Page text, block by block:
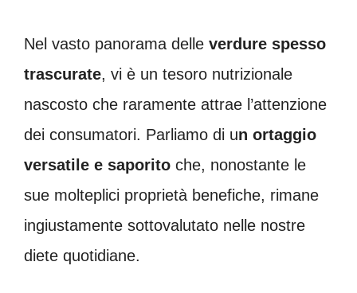
Nel vasto panorama delle verdure spesso
trascurate, vi è un tesoro nutrizionale
nascosto che raramente attrae l’attenzione
dei consumatori. Parliamo di un ortaggio
versatile e saporito che, nonostante le
sue molteplici proprietà benefiche, rimane
ingiustamente sottovalutato nelle nostre
diete quotidiane.